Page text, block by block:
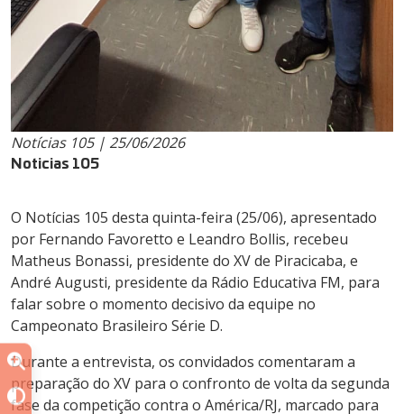
Notícias 105 | 25/06/2026
Noticias 105
O Notícias 105 desta quinta-feira (25/06), apresentado
por Fernando Favoretto e Leandro Bollis, recebeu
Matheus Bonassi, presidente do XV de Piracicaba, e
André Augusti, presidente da Rádio Educativa FM, para
falar sobre o momento decisivo da equipe no
Campeonato Brasileiro Série D.
Durante a entrevista, os convidados comentaram a
preparação do XV para o confronto de volta da segunda
fase da competição contra o América/RJ, marcado para